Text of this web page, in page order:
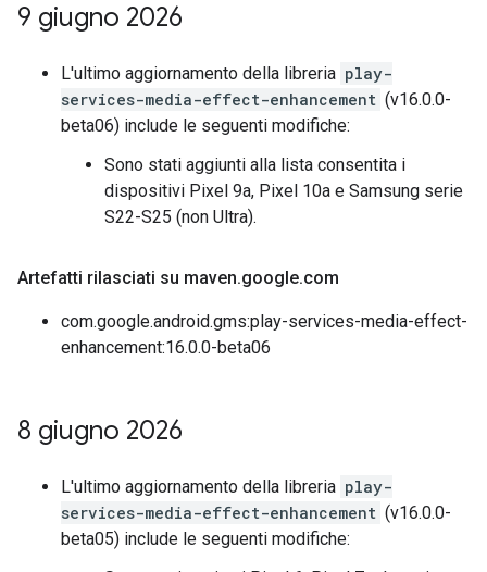
9 giugno 2026
L'ultimo aggiornamento della libreria play-
services-media-effect-enhancement (v16.0.0-
beta06) include le seguenti modifiche:
Sono stati aggiunti alla lista consentita i
dispositivi Pixel 9a, Pixel 10a e Samsung serie
S22-S25 (non Ultra).
Artefatti rilasciati su maven.google.com
com.google.android.gms:play-services-media-effect-
enhancement:16.0.0-beta06
8 giugno 2026
L'ultimo aggiornamento della libreria play-
services-media-effect-enhancement (v16.0.0-
beta05) include le seguenti modifiche: